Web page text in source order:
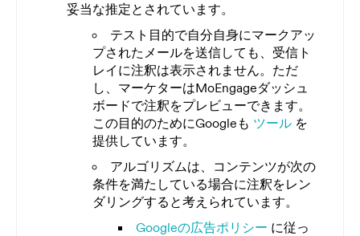
妥当な推定とされています。
テスト目的で自分自身にマークアッ
プされたメールを送信しても、受信ト
レイに注釈は表示されません。ただ
し、マーケターはMoEngageダッシュ
ボードで注釈をプレビューできます。
この目的のためにGoogleも ツール を
提供しています。
アルゴリズムは、コンテンツが次の
条件を満たしている場合に注釈をレン
ダリングすると考えられています。
Googleの広告ポリシー に従っ